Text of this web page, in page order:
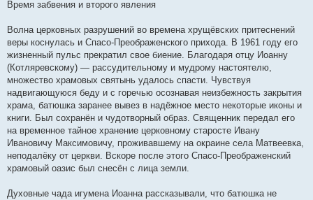
Время забвения и второго явления
Волна церковных разрушений во времена хрущёвских притеснений
веры коснулась и Спасо-Преображенского прихода. В 1961 году его
жизненный пульс прекратил свое биение. Благодаря отцу Иоанну
(Котляревскому) — рассудительному и мудрому настоятелю,
множество храмовых святынь удалось спасти. Чувствуя
надвигающуюся беду и с горечью осознавая неизбежность закрытия
храма, батюшка заранее вывез в надёжное место некоторые иконы и
книги. Был сохранён и чудотворный образ. Священник передал его
на временное тайное хранение церковному старосте Ивану
Ивановичу Максимовичу, проживавшему на окраине села Матвеевка,
неподалёку от церкви. Вскоре после этого Спасо-Преображенский
храмовый оазис был снесён с лица земли.
Духовные чада игумена Иоанна рассказывали, что батюшка не